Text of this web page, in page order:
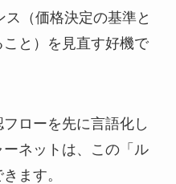
（価格決定の基準と
と）を見直す好機で
ローを先に言語化し
ネットは、この「ル
ます。